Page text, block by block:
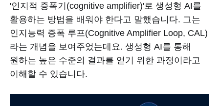
'인지적 증폭기(cognitive amplifier)'로 생성형 AI를
활용하는 방법을 배워야 한다고 말했습니다. 그는
인지능력 증폭 루프(Cognitive Amplifier Loop, CAL)
라는 개념을 보여주었는데요. 생성형 AI를 통해
원하는 높은 수준의 결과를 얻기 위한 과정이라고
이해할 수 있습니다.